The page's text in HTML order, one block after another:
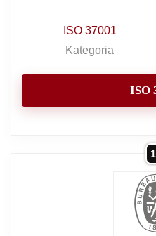
ISO 37001
Kategoria
ISO